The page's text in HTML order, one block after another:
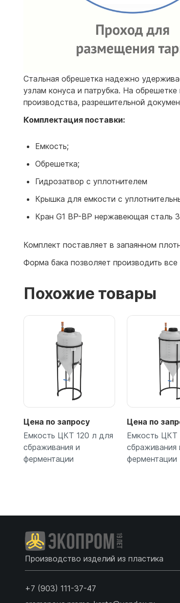
Стальная обрешетка надежно
узлам конуса и патрубка. На
производства, разрешительной
Комплектация поставки:
Емкость;
Обрешетка;
Гидрозатвор с уплотнителем
Крышка для емкости с
Кран G1 ВР-ВР нержавеющая сталь
Комплект поставляет в запаянном
Форма бака позволяет производить
Похожие товары
Цена по запросу
Емкость ЦКТ 120 л для
сбраживания и
ферментации
Цена по
Емкость ЦКТ
сбраживания
ферментации
Производство изделий из пластика
+7 (903) 111-37-47